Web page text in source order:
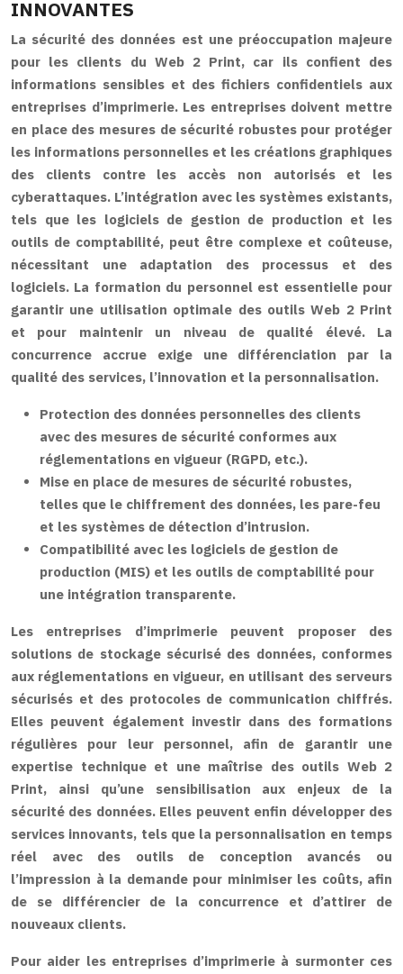
INNOVANTES
La sécurité des données est une préoccupation majeure
pour les clients du Web 2 Print, car ils confient des
informations sensibles et des fichiers confidentiels aux
entreprises d’imprimerie. Les entreprises doivent mettre
en place des mesures de sécurité robustes pour protéger
les informations personnelles et les créations graphiques
des clients contre les accès non autorisés et les
cyberattaques. L’intégration avec les systèmes existants,
tels que les logiciels de gestion de production et les
outils de comptabilité, peut être complexe et coûteuse,
nécessitant une adaptation des processus et des
logiciels. La formation du personnel est essentielle pour
garantir une utilisation optimale des outils Web 2 Print
et pour maintenir un niveau de qualité élevé. La
concurrence accrue exige une différenciation par la
qualité des services, l’innovation et la personnalisation.
Protection des données personnelles des clients
avec des mesures de sécurité conformes aux
réglementations en vigueur (RGPD, etc.).
Mise en place de mesures de sécurité robustes,
telles que le chiffrement des données, les pare-feu
et les systèmes de détection d’intrusion.
Compatibilité avec les logiciels de gestion de
production (MIS) et les outils de comptabilité pour
une intégration transparente.
Les entreprises d’imprimerie peuvent proposer des
solutions de stockage sécurisé des données, conformes
aux réglementations en vigueur, en utilisant des serveurs
sécurisés et des protocoles de communication chiffrés.
Elles peuvent également investir dans des formations
régulières pour leur personnel, afin de garantir une
expertise technique et une maîtrise des outils Web 2
Print, ainsi qu’une sensibilisation aux enjeux de la
sécurité des données. Elles peuvent enfin développer des
services innovants, tels que la personnalisation en temps
réel avec des outils de conception avancés ou
l’impression à la demande pour minimiser les coûts, afin
de se différencier de la concurrence et d’attirer de
nouveaux clients.
Pour aider les entreprises d’imprimerie à surmonter ces